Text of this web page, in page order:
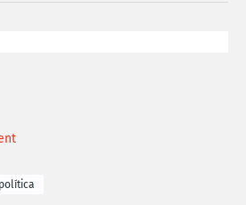
política